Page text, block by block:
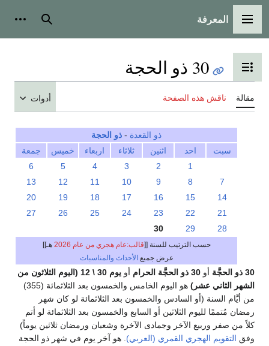
القائمة الرئيسية
المعرفة بحث
تبديل عرض جدول المحتويات
30 ذو الحجة
مقالة ناقش هذه الصفحة أدوات
ذو القعدة - ذو الحجة
سبت
احد اثنين ثلاثاء اربعاء خميس
جمعة
1
2
3
4
5
6
7
8
9
10
11
12
13
14
15
16
17
18
19
20
21
22
23
24
25
26
27
28
29
30
حسب الترتيب للسنة [[قالب:عام هجري من عام 2026
هـ]]
عرض جميعالأحداث والمناسبات
30 ذو الحجَّة أو 30 ذو الحجَّة الحرام أو
يوم 30 \ 12 (اليوم الثلاثون من
الشهر الثاني عشر)
هو اليوم الخامس والخمسون بعد الثلاثمائة (355)
من أيَّام السنة (أو السادس والخمسون بعد الثلاثمائة لو كان شهر
رمضان مُتممًا لليوم الثلاثين أو السابع والخمسون بعد الثلاثمائة لو أتم
كلاً من صفر وربيع الآخر وجمادى الآخرة وشعبان ورمضان ثلاثين يوماً)
وفق التقويم الهجري القمري (العربي) . هو آخر يوم في شهر ذو الحجة